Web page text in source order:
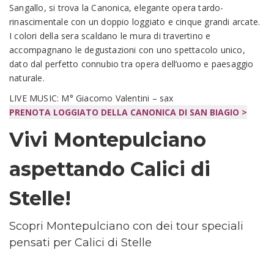
Sangallo, si trova la Canonica, elegante opera tardo-
rinascimentale con un doppio loggiato e cinque grandi arcate.
I colori della sera scaldano le mura di travertino e
accompagnano le degustazioni con uno spettacolo unico,
dato dal perfetto connubio tra opera dell’uomo e paesaggio
naturale.
LIVE MUSIC: M° Giacomo Valentini – sax
PRENOTA LOGGIATO DELLA CANONICA DI SAN BIAGIO >
Vivi Montepulciano
aspettando Calici di
Stelle!
Scopri Montepulciano con dei tour speciali
pensati per Calici di Stelle